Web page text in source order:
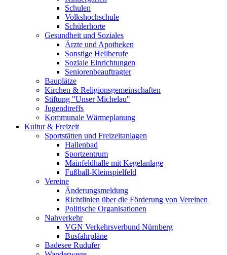
Schulen
Volkshochschule
Schülerhorte
Gesundheit und Soziales
Ärzte und Apotheken
Sonstige Heilberufe
Soziale Einrichtungen
Seniorenbeauftragter
Bauplätze
Kirchen & Religionsgemeinschaften
Stiftung "Unser Michelau"
Jugendtreffs
Kommunale Wärmeplanung
Kultur & Freizeit
Sportstätten und Freizeitanlagen
Hallenbad
Sportzentrum
Mainfeldhalle mit Kegelanlage
Fußball-Kleinspielfeld
Vereine
Änderungsmeldung
Richtlinien über die Förderung von Vereinen
Politische Organisationen
Nahverkehr
VGN Verkehrsverbund Nürnberg
Busfahrpläne
Badesee Rudufer